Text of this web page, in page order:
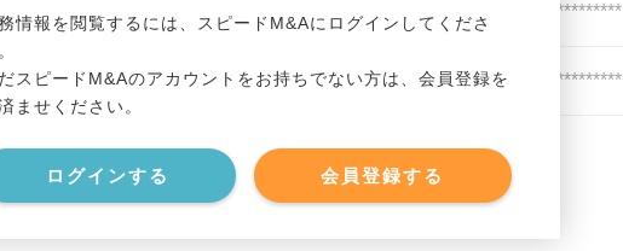
情報を閲覧するには、スピードM&Aにログインしてくださ
スピードM&Aのアカウントをお持ちでない方は、会員登録を
ませください。
ログインする 会員登録する
事業資産 ********************
事業負債 ********************